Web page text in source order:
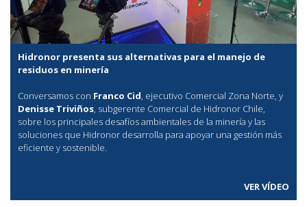
Hidronor presenta sus alternativas para el manejo de
residuos en minería
Conversamos con Franco Cid, ejecutivo Comercial Zona Norte, y
Denisse Triviños, subgerente Comercial de Hidronor Chile,
sobre los principales desafíos ambientales de la minería y las
soluciones que Hidronor desarrolla para apoyar una gestión más
eficiente y sostenible.
VER VÍDEO